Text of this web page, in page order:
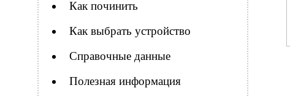
Как починить
Как выбрать устройство
Справочные данные
Полезная информация